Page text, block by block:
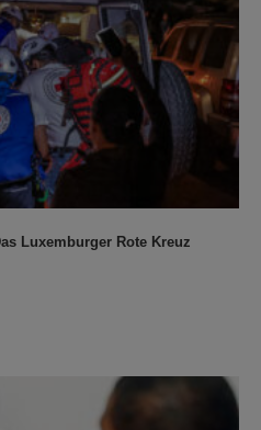
Luxemburger Rote Kreuz